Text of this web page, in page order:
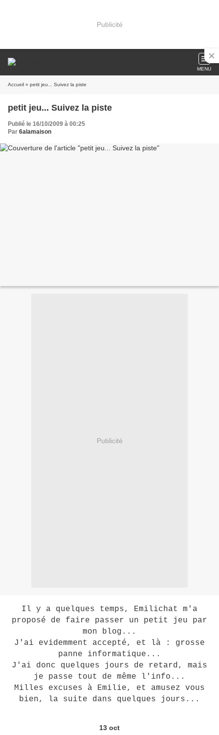
Publicité
MENU
Accueil » petit jeu... Suivez la piste
petit jeu... Suivez la piste
Publié le 16/10/2009 à 00:25
Par 6alamaison
Publicité
Il y a quelques temps, Emilichat m'a
proposé de faire passer un petit jeu par
mon blog...
J'ai evidemment accepté, et là : grosse
panne informatique...
J'ai donc quelques jours de retard, mais
je passe tout de même l'info...
Milles excuses à Emilie, et amusez vous
bien, la suite dans quelques jours...
13 oct